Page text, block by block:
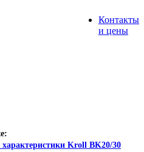
Контакты
и цены
характеристики Kroll BK20/30